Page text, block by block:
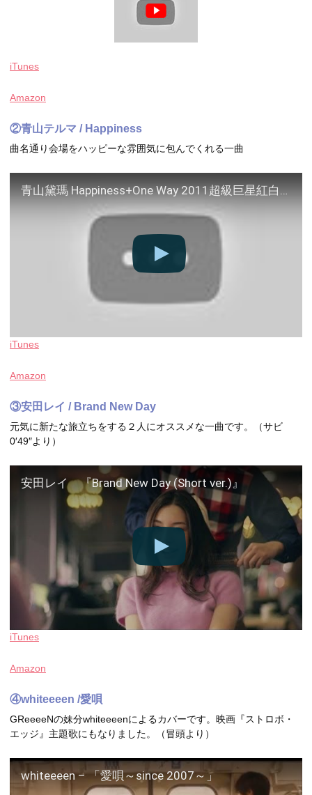
iTunes
Amazon
②青山テルマ / Happiness
曲名通り会場をハッピーな雰囲気に包んでくれる一曲
青山黛瑪 Happiness+One Way 2011超級巨星紅白藝能大賞 92
iTunes
Amazon
③安田レイ / Brand New Day
元気に新たな旅立ちをする２人にオススメな一曲です。（サビ
0′49″より）
安田レイ 『Brand New Day (Short ver.)』
iTunes
Amazon
④whiteeeen /愛唄
GReeeeNの妹分whiteeeenによるカバーです。映画『ストロボ・
エッジ』主題歌にもなりました。（冒頭より）
whiteeeen – 「愛唄～since 2007～」